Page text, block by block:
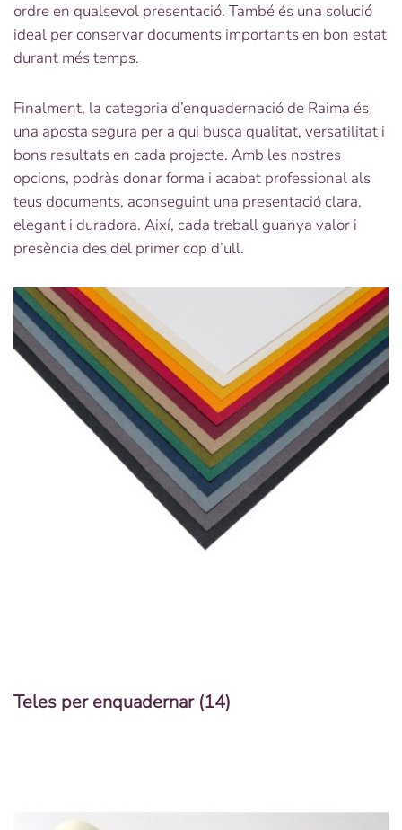
ordre en qualsevol presentació. També és una solució
ideal per conservar documents importants en bon estat
durant més temps.
Finalment, la categoria d’enquadernació de Raima és
una aposta segura per a qui busca qualitat, versatilitat i
bons resultats en cada projecte. Amb les nostres
opcions, podràs donar forma i acabat professional als
teus documents, aconseguint una presentació clara,
elegant i duradora. Així, cada treball guanya valor i
presència des del primer cop d’ull.
Teles per enquadernar (14)